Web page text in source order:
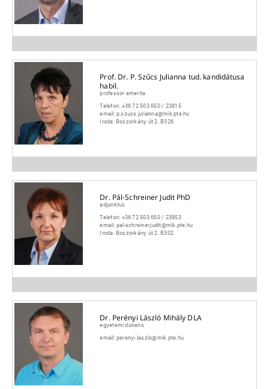
Prof. Dr. P. Szűcs Julianna tud. kandidátusa
habil.
professor emerita
Telefon: +36 72 503 650 / 23815
email:p.szucs.julianna@mik.pte.hu
Iroda:Boszorkány út 2. B326
Dr. Pál-Schreiner Judit PhD
adjunktus
Telefon: +36 72 503 650 / 23953
email:pal-schreiner.judit@mik.pte.hu
Iroda:Boszorkány út 2. B302
Dr. Perényi László Mihály DLA
egyetemi docens
email:perenyi.laszlo@mik.pte.hu